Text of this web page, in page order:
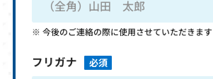
今後のご連絡の際に使用させていただきます
フリガナ 必須